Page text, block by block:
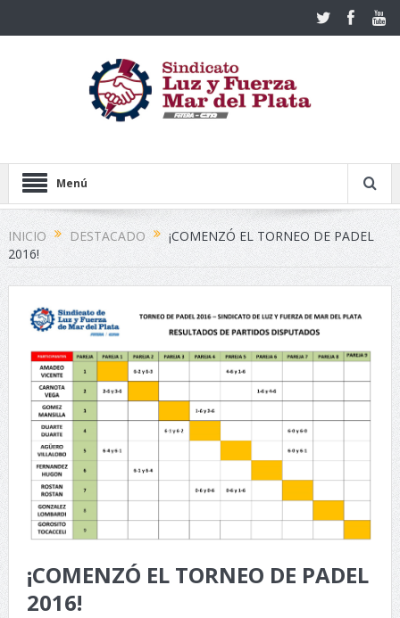
Menú
INICIO DESTACADO
¡COMENZÓ EL TORNEO DE PADEL
2016!
¡COMENZÓ EL TORNEO DE PADEL
2016!